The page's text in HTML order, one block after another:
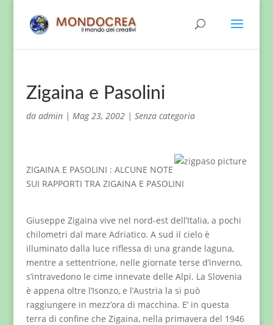
Zigaina e Pasolini
da admin| Mag 23, 2002| Senza categoria
ZIGAINA E PASOLINI : ALCUNE NOTE
SUI RAPPORTI TRA ZIGAINA E PASOLINI
Giuseppe Zigaina vive nel nord-est dell’Italia, a pochi
chilometri dal mare Adriatico. A sud il cielo è
illuminato dalla luce riflessa di una grande laguna,
mentre a settentrione, nelle giornate terse d’inverno,
s’intravedono le cime innevate delle Alpi. La Slovenia
è appena oltre l’Isonzo, e l’Austria la si può
raggiungere in mezz’ora di macchina. E’ in questa
terra di confine che Zigaina, nella primavera del 1946